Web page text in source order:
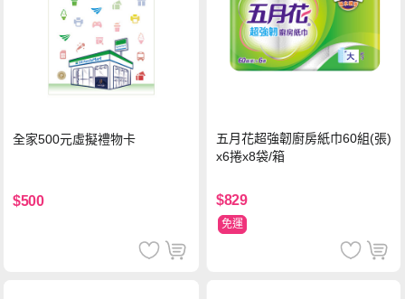
全家500元虛擬禮物卡
$500
五月花超強韌廚房紙巾60組(張)
x6捲x8袋/箱
$829
免運